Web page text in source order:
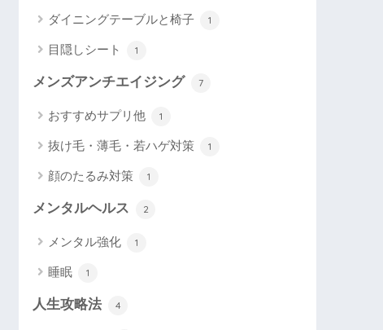
ダイニングテーブルと椅子 1
目隠しシート 1
メンズアンチエイジング 7
おすすめサプリ他 1
抜け毛・薄毛・若ハゲ対策 1
顔のたるみ対策 1
メンタルヘルス 2
メンタル強化 1
睡眠 1
人生攻略法 4